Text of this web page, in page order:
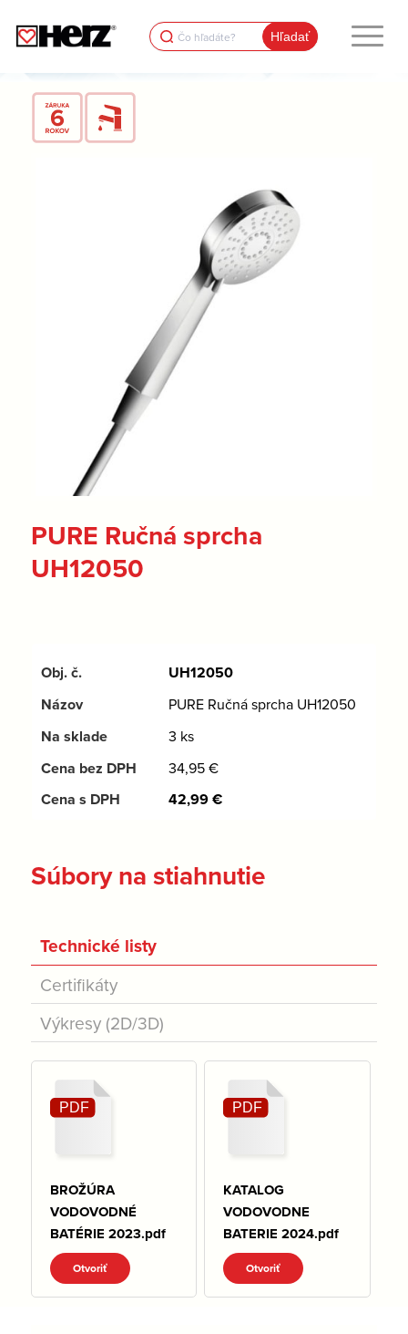
Search
for:
PURE Ručná sprcha
UH12050
UH12050
PURE Ručná sprcha UH12050
3 ks
34,95€
42,99€
Súbory na stiahnutie
Technické listy
Certifikáty
Výkresy (2D/3D)
BROŽÚRA
VODOVODNÉ
BATÉRIE 2023.pdf
Otvoriť
KATALOG
VODOVODNE
BATERIE 2024.pdf
Otvoriť